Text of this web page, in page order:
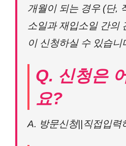
개월이 되는 경우 (단,
소일과 재입소일 간의
이 신청하실 수 있습니
Q. 신청은
요?
A. 방문신청||직접입력